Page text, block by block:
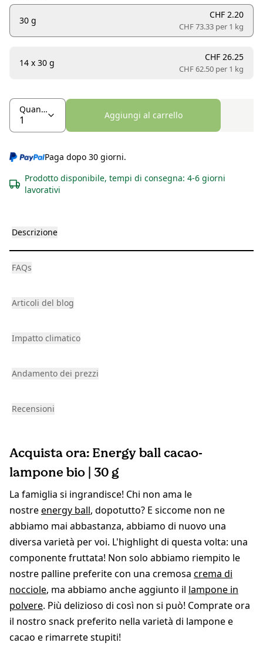
30 g
CHF 2.20
CHF 73.33 per 1 kg
14 x 30 g
CHF 26.25
CHF 62.50 per 1 kg
Quantità
Aggiungi al carrello
Paga dopo 30 giorni.
Prodotto disponibile, tempi di consegna: 4-6 giorni
lavorativi
Descrizione
FAQs
Articoli del blog
Impatto climatico
Andamento dei prezzi
Recensioni
Acquista ora: Energy ball cacao-
lampone bio | 30 g
La famiglia si ingrandisce! Chi non ama le
nostreenergy ball, dopotutto? E siccome non ne
abbiamo mai abbastanza, abbiamo di nuovo una
diversa varietà per voi. L'highlight di questa volta: una
componente fruttata! Non solo abbiamo riempito le
nostre palline preferite con una cremosa crema di
nocciole, ma abbiamo anche aggiunto il lampone in
polvere. Più delizioso di così non si può! Comprate ora
il nostro snack preferito nella varietà di lampone e
cacao e rimarrete stupiti!